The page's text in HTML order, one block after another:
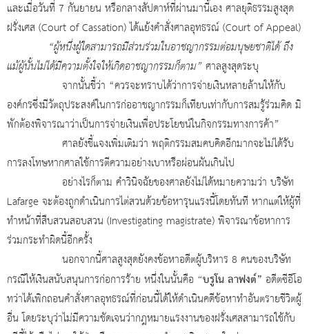
และเมื่อวันที่ 7 กันยายน หรือกลางสัปดาห์ที่ผ่านมานี้เอง ศาลยุติธรรมสูงสุด
ฝรั่งเศส (Court of Cassation) ได้แย้งคำสั่งศาลอุทธรณ์ (Court of Appeal)
“ผู้หนึ่งผู้ใดสามารถมีส่วนร่วมในอาชญากรรมต่อมนุษยชาติได้ ถึง
แม้ผู้นั้นไม่ได้มีความตั้งใจให้เกิดอาชญากรรมก็ตาม”ศาลสูงสุดระบุ
จากนั้นชี้ว่า “ควรจะทราบได้ว่าการจ่ายเงินหลายล้านให้กับ
องค์กรซึ่งมีวัตถุประสงค์ในการก่ออาชญากรรมก็เทียบเท่ากับการสมรู้ร่วมคิด มิ
พักต้องพิจารณาว่าเป็นการจ่ายเงินเพื่อประโยชน์ในกิจกรรมทางการค้า”
ศาลยังชี้แจงเพิ่มเติมว่า พฤติกรรมสมคบคิดอีกมากจะไม่ได้รับ
การลงโทษหากศาลใช้การตีความอย่างเบาหรือผ่อนผันเกินไป
อย่างไรก็ตาม คำวินิจฉัยของศาลยังไม่ได้หมายความว่า บริษัท
Lafarge จะต้องถูกดำเนินการไต่สวนด้วยข้อหารุนแรงนี้โดยทันที หากแต่ให้ผู้ที่
ทำหน้าที่สืบสวนสอบสวน (Investigating magistrate) พิจารณาข้อหาการ
ร่วมกระทำผิดนี้อีกครั้ง
นอกจากนี้ศาลสูงสุดยังคงข้อหาอดีตผู้บริหาร 8 คนของบริษัท
กรณีให้เงินสนับสนุนการก่อการร้าย หนึ่งในนั้นคือ “บรูโน ลาฟงต์” อดีตซีอีโอ
ทว่าได้เพิกถอนคำสั่งศาลอุทธรณ์ที่ก่อนนี้ได้ให้ดำเนินคดีข้อหาทำอันตรายชีวิตผู้
อื่น โดยระบุว่าไม่มีความชัดเจนว่ากฎหมายแรงงานของฝรั่งเศสสามารถใช้กับ